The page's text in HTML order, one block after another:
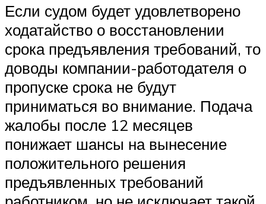
Если судом будет удовлетворено
ходатайство о восстановлении
срока предъявления требований, то
доводы компании-работодателя о
пропуске срока не будут
приниматься во внимание. Подача
жалобы после 12 месяцев
понижает шансы на вынесение
положительного решения
предъявленных требований